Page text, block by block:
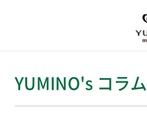
YUMINO's コラム